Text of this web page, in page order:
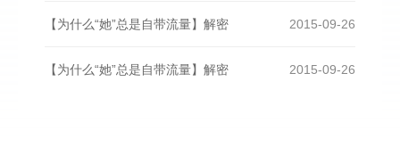
2015-09-26
【为什么“她”总是自带流量】解密
2015-09-26
【为什么“她”总是自带流量】解密